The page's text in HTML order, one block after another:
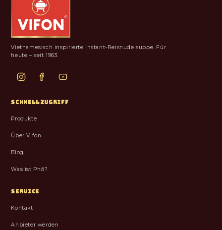
Vietnamesisch inspirierte Instant-Reisnudelsuppe. Für
heute – seit 1963.
SCHNELLZUGRIFF
Produkte
Über Vifon
Blog
Was ist Phở?
SERVICE
Kontakt
Anbieter werden